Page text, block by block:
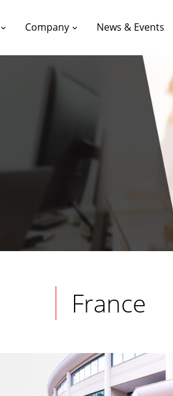
Company News & Events
France